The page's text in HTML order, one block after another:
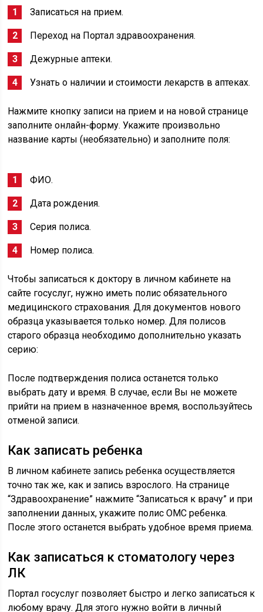
Записаться на прием.
Переход на Портал здравоохранения.
Дежурные аптеки.
Узнать о наличии и стоимости лекарств в аптеках.
Нажмите кнопку записи на прием и на новой странице
заполните онлайн-форму. Укажите произвольно
название карты (необязательно) и заполните поля:
ФИО.
Дата рождения.
Серия полиса.
Номер полиса.
Чтобы записаться к доктору в личном кабинете на
сайте госуслуг, нужно иметь полис обязательного
медицинского страхования. Для документов нового
образца указывается только номер. Для полисов
старого образца необходимо дополнительно указать
серию:
После подтверждения полиса останется только
выбрать дату и время. В случае, если Вы не можете
прийти на прием в назначенное время, воспользуйтесь
отменой записи.
Как записать ребенка
В личном кабинете запись ребенка осуществляется
точно так же, как и запись взрослого. На странице
“Здравоохранение” нажмите “Записаться к врачу” и при
заполнении данных, укажите полис ОМС ребенка.
После этого останется выбрать удобное время приема.
Как записаться к стоматологу через
ЛК
Портал госуслуг позволяет быстро и легко записаться к
любому врачу. Для этого нужно войти в личный